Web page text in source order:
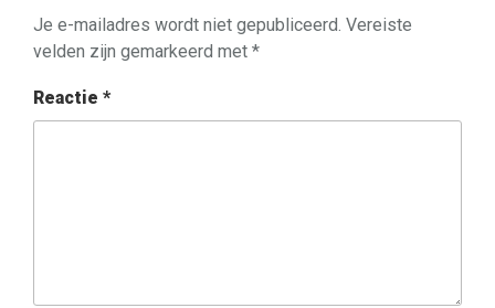
Je e-mailadres wordt niet gepubliceerd. Vereiste
velden zijn gemarkeerd met *
Reactie *